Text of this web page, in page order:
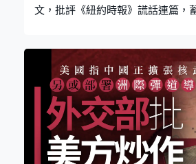
文，批評《紐約時報》謊話連篇，
俄羅斯總統普京特使德米特里耶夫
特朗普早前控告《紐時》誹謗，
時》行政總裁則指訴訟缺乏法律依